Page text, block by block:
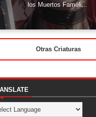
los Muertos Faméli...
Otras Criaturas